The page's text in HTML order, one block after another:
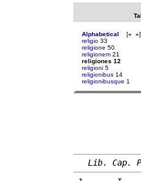
Alphabetical [« »]
religio 33
religione 50
religionem 21
religiones 12
religioni 5
religionibus 14
religionibusque 1
Lib. Cap.